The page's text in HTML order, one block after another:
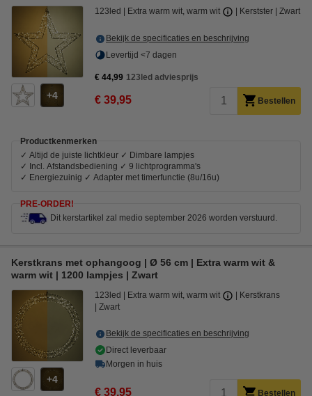
4
123led Extra warm wit, warm wit Kerstster Zwart
Bekijk de specificaties en beschrijving
Levertijd <7 dagen
€ 44,99 123led adviesprijs
€ 39,95 Bestellen
Productkenmerken
✓ Altijd de juiste lichtkleur ✓ Dimbare lampjes
✓ Incl. Afstandsbediening ✓ 9 lichtprogramma's
✓ Energiezuinig ✓ Adapter met timerfunctie (8u/16u)
PRE-ORDER!
Dit kerstartikel zal medio september 2026 worden verstuurd.
Kerstkrans met ophangoog | Ø 56 cm | Extra warm wit &
warm wit | 1200 lampjes | Zwart
4
123led Extra warm wit, warm wit
Kerstkrans
Zwart
Bekijk de specificaties en beschrijving
Direct leverbaar
Morgen in huis
€ 39,95 Bestellen